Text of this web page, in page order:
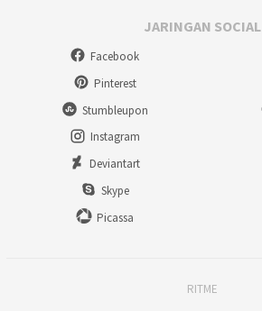
JARINGAN SOCIAL
Facebook
Pinterest
Stumbleupon
Instagram
Deviantart
Skype
Picassa
RITME